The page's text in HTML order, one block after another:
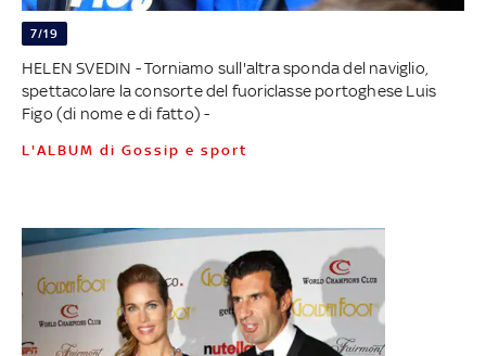
7/19
HELEN SVEDIN - Torniamo sull'altra sponda del naviglio,
spettacolare la consorte del fuoriclasse portoghese Luis
Figo (di nome e di fatto) -
L'ALBUM di Gossip e sport